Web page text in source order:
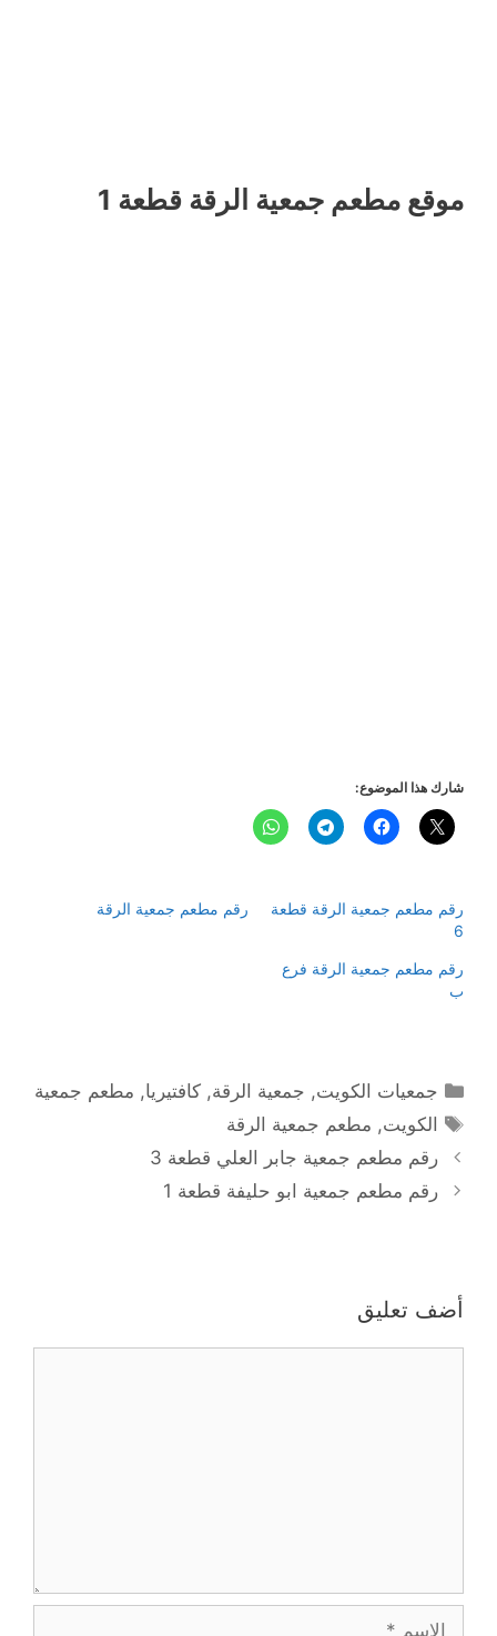
موقع مطعم جمعية الرقة قطعة 1
شارك هذا الموضوع:
رقم مطعم جمعية الرقة قطعة
6
رقم مطعم جمعية الرقة
رقم مطعم جمعية الرقة فرع
ب
التصنيفات
جمعيات الكويت, جمعية الرقة,كافتيريا, مطعم جمعية
الوسوم
الكويت, مطعم جمعية الرقة
رقم مطعم جمعية جابر العلي قطعة 3
رقم مطعم جمعية ابو حليفة قطعة 1
أضف تعليق